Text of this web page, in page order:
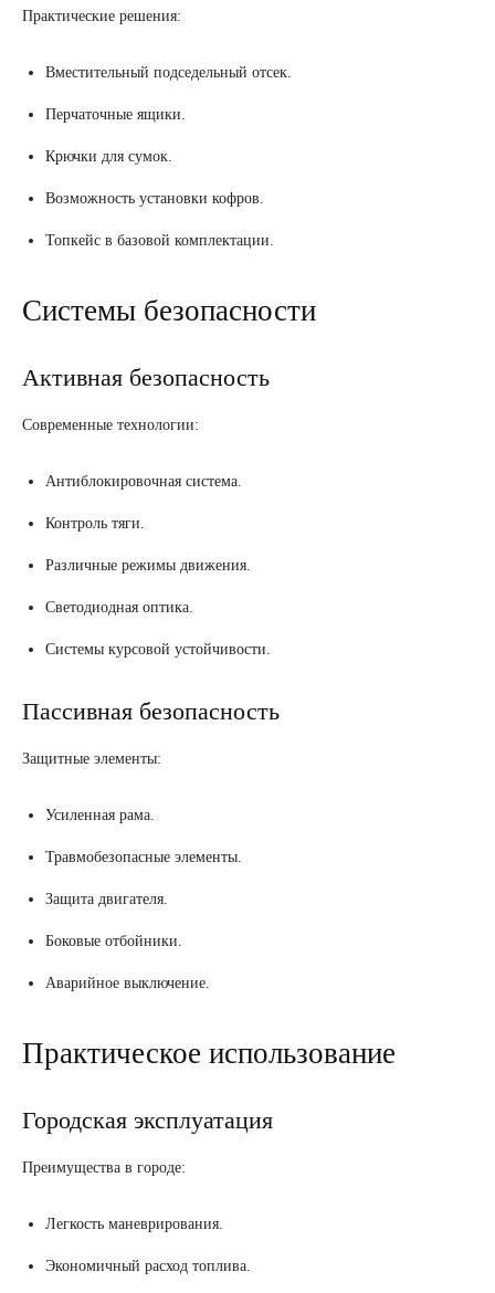
Практические решения:
Вместительный подседельный отсек.
Перчаточные ящики.
Крючки для сумок.
Возможность установки кофров.
Топкейс в базовой комплектации.
Системы безопасности
Активная безопасность
Современные технологии:
Антиблокировочная система.
Контроль тяги.
Различные режимы движения.
Светодиодная оптика.
Системы курсовой устойчивости.
Пассивная безопасность
Защитные элементы:
Усиленная рама.
Травмобезопасные элементы.
Защита двигателя.
Боковые отбойники.
Аварийное выключение.
Практическое использование
Городская эксплуатация
Преимущества в городе:
Легкость маневрирования.
Экономичный расход топлива.